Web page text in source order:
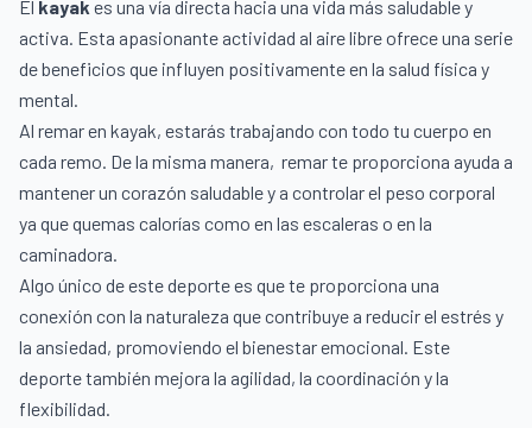
El kayak es una vía directa hacia una vida más saludable y
activa. Esta apasionante actividad al aire libre ofrece una serie
de beneficios que influyen positivamente en la salud física y
mental.
Al remar en kayak, estarás trabajando con todo tu cuerpo en
cada remo. De la misma manera, remar te proporciona ayuda a
mantener un corazón saludable y a controlar el peso corporal
ya que quemas calorías como en las escaleras o en la
caminadora.
Algo único de este deporte es que te proporciona una
conexión con la naturaleza que contribuye a reducir el estrés y
la ansiedad, promoviendo el bienestar emocional. Este
deporte también mejora la agilidad, la coordinación y la
flexibilidad.